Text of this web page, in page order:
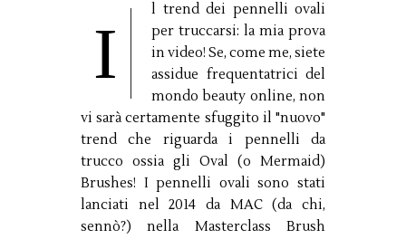
I
l trend dei pennelli ovali
per truccarsi: la mia prova
in video! Se, come me, siete
assidue frequentatrici del
mondo beauty online, non
vi sarà certamente sfuggito il "nuovo"
trend che riguarda i pennelli da
trucco ossia gli Oval (o Mermaid)
Brushes! I pennelli ovali sono stati
lanciati nel 2014 da MAC (da chi,
sennò?) nella Masterclass Brush